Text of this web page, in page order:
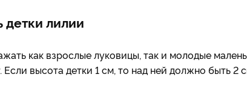
детки лилии
как взрослые луковицы, так и молодые
Если высота детки 1 см, то над ней должно быть 2